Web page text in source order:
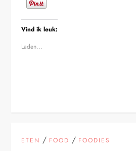
Vind ik leuk:
Laden...
ETEN / FOOD / FOODIES